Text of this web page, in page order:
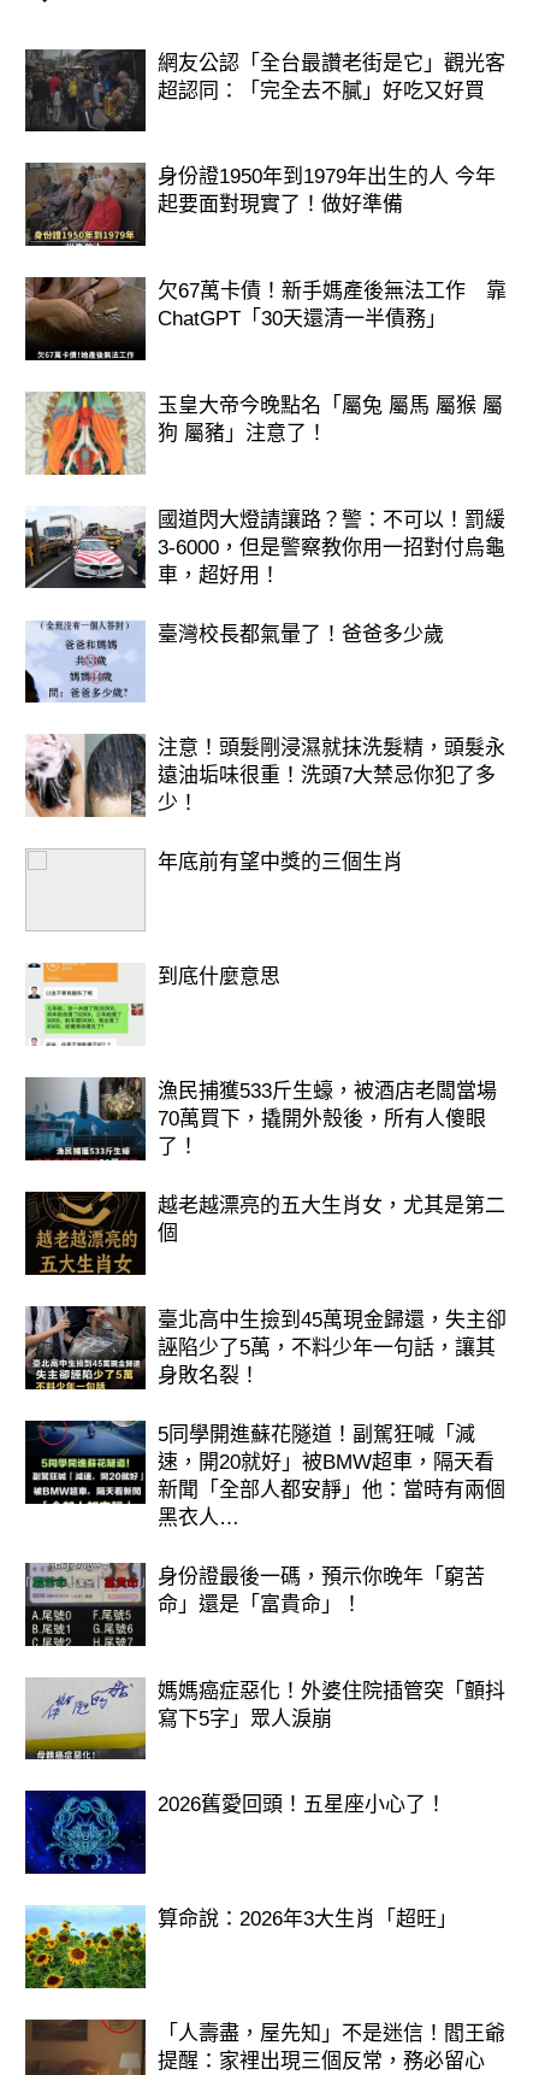
網友公認「全台最讚老街是它」觀光客
超認同：「完全去不膩」好吃又好買
身份證1950年到1979年出生的人 今年
起要面對現實了！做好準備
欠67萬卡債！新手媽產後無法工作 靠
ChatGPT「30天還清一半債務」
玉皇大帝今晚點名「屬兔 屬馬 屬猴 屬
狗 屬豬」注意了！
國道閃大燈請讓路？警：不可以！罰緩
3-6000，但是警察教你用一招對付烏龜
車，超好用！
臺灣校長都氣暈了！爸爸多少歲
注意！頭髮剛浸濕就抹洗髮精，頭髮永
遠油垢味很重！洗頭7大禁忌你犯了多
少！
年底前有望中獎的三個生肖
到底什麼意思
漁民捕獲533斤生蠔，被酒店老闆當場
70萬買下，撬開外殼後，所有人傻眼
了！
越老越漂亮的五大生肖女，尤其是第二
個
臺北高中生撿到45萬現金歸還，失主卻
誣陷少了5萬，不料少年一句話，讓其
身敗名裂！
5同學開進蘇花隧道！副駕狂喊「減
速，開20就好」被BMW超車，隔天看
新聞「全部人都安靜」他：當時有兩個
黑衣人…
身份證最後一碼，預示你晚年「窮苦
命」還是「富貴命」！
媽媽癌症惡化！外婆住院插管突「顫抖
寫下5字」眾人淚崩
2026舊愛回頭！五星座小心了！
算命說：2026年3大生肖「超旺」
「人壽盡，屋先知」不是迷信！閻王爺
提醒：家裡出現三個反常，務必留心